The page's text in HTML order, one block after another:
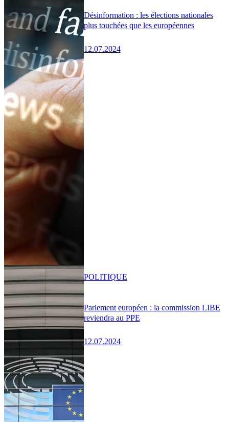
Désinformation : les élections nationales
plus touchées que les européennes
12.07.2024
Parlement européen : la commission LIBE
reviendra au PPE
12.07.2024
POLITIQUE